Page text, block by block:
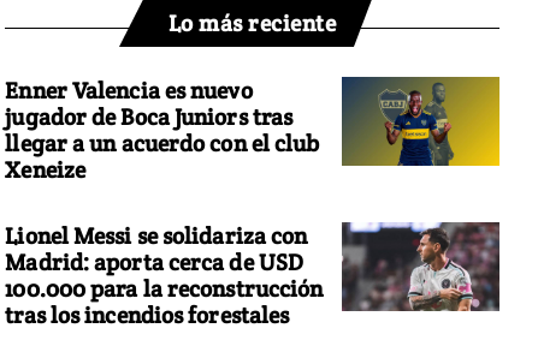
Lo más reciente
Enner Valencia es nuevo
jugador de Boca Juniors tras
llegar a un acuerdo con el club
Xeneize
Lionel Messi se solidariza con
Madrid: aporta cerca de USD
100.000 para la reconstrucción
tras los incendios forestales